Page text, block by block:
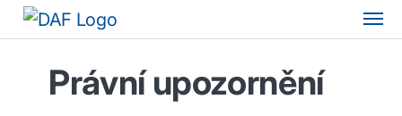
Právní upozornění